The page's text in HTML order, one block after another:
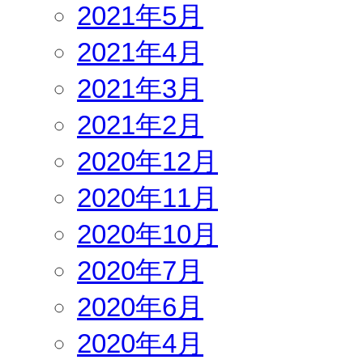
2021年5月
2021年4月
2021年3月
2021年2月
2020年12月
2020年11月
2020年10月
2020年7月
2020年6月
2020年4月